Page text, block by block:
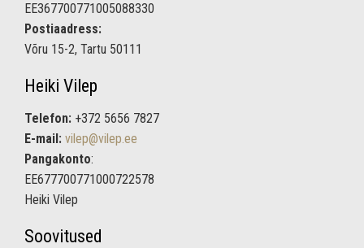
EE367700771005088330
Postiaadress:
Võru 15-2, Tartu 50111
Heiki Vilep
Telefon: +372 5656 7827
E-mail: vilep@vilep.ee
Pangakonto:
EE677700771000722578
Heiki Vilep
Soovitused